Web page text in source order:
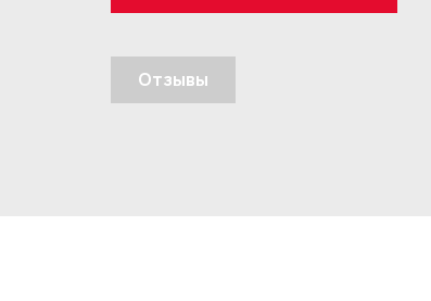
Отзывы